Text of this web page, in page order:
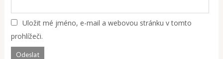
Uložit mé jméno, e-mail a webovou stránku v tomto
prohlížeči.